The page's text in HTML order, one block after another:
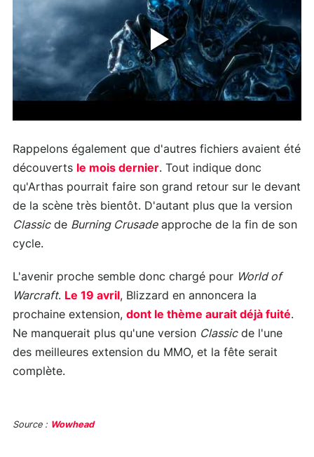
Rappelons également que d'autres fichiers avaient été
découverts le mois dernier. Tout indique donc
qu'Arthas pourrait faire son grand retour sur le devant
de la scène très bientôt. D'autant plus que la version
Classicde Burning Crusadeapproche de la fin de son
cycle.
L'avenir proche semble donc chargé pour World of
Warcraft. Le 19 avril, Blizzard en annoncera la
prochaine extension, dont le thème aurait déjà fuité.
Ne manquerait plus qu'une version Classicde l'une
des meilleures extension du MMO, et la fête serait
complète.
Source : Wowhead